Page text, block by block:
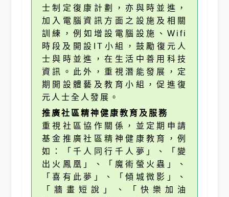
士制定復康計劃，亦與時並進，
加入電腦資訊方面之設施及相關
訓練，例如增設電腦設施、Wifi
時段及開設IT小組，鼓勵復元人
士與時並進，在生活中善用科技
資訊。此外，重視潛能發展，定
期開設體藝及教育小組，促進復
元人士全人發展。
推廣社區精神健康教育及服務
重視社區協作關係，並定期申請
基金推廣社區精神健康教育，例
如：「千人同行千人夢」、「變
出火鳳凰」、「魔術螢火蟲」、
「喜有此夢」、「傾城微影」、
「牆畫短說」、「快樂加油